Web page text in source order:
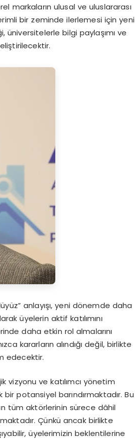
markaların ulusal ve uluslararası
bir zeminde ilerlemesi için yeni
bilgi paylaşımı ve
anlayışı, yeni dönemde daha
üyelerin aktif katılımını
daha etkin rol almalarını
kararların alındığı değil, birlikte
edecektir.
vizyonu ve katılımcı yönetim
potansiyel barındırmaktadır. Bu
tüm aktörlerinin sürece dâhil
Çünkü ancak birlikte
üyelerimizin beklentilerine